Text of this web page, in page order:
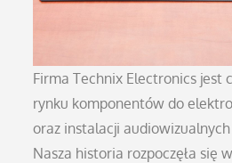
Firma Technix Electronics jest
rynku komponentów do
oraz instalacji audiowizualnych
Nasza historia rozpoczęła się